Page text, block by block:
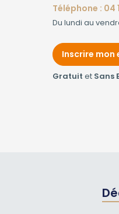
Téléphone : 04
Du lundi au
Inscrire mon
Gratuit et Sans